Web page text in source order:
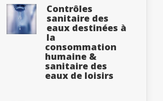
Contrôles
sanitaire des
eaux destinées à
la
consommation
humaine &
sanitaire des
eaux de loisirs